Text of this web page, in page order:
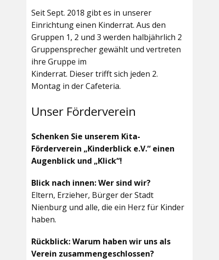
Seit Sept. 2018 gibt es in unserer
Einrichtung einen Kinderrat. Aus den
Gruppen 1, 2 und 3 werden halbjährlich 2
Gruppensprecher gewählt und vertreten
ihre Gruppe im
Kinderrat. Dieser trifft sich jeden 2.
Montag in der Cafeteria.
Unser Förderverein
Schenken Sie unserem Kita-
Förderverein „Kinderblick e.V.“ einen
Augenblick und „Klick“!
Blick nach innen: Wer sind wir?
Eltern, Erzieher, Bürger der Stadt
Nienburg und alle, die ein Herz für Kinder
haben.
Rückblick: Warum haben wir uns als
Verein zusammengeschlossen?